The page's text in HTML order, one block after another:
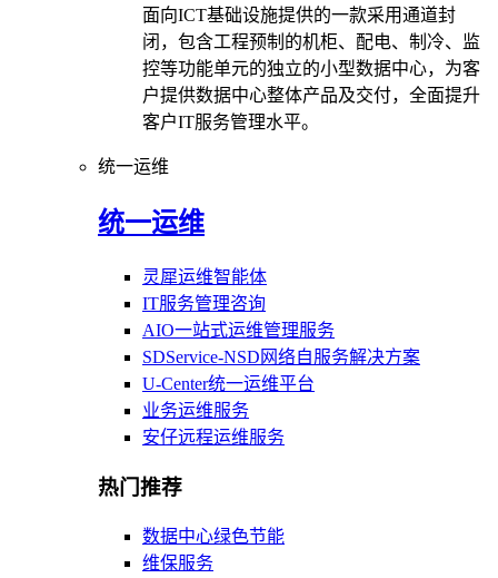
面向ICT基础设施提供的一款采用通道封
闭，包含工程预制的机柜、配电、制冷、监
控等功能单元的独立的小型数据中心，为客
户提供数据中心整体产品及交付，全面提升
客户IT服务管理水平。
统一运维
统一运维
灵犀运维智能体
IT服务管理咨询
AIO一站式运维管理服务
SDService-NSD网络自服务解决方案
U-Center统一运维平台
业务运维服务
安仔远程运维服务
热门推荐
数据中心绿色节能
维保服务